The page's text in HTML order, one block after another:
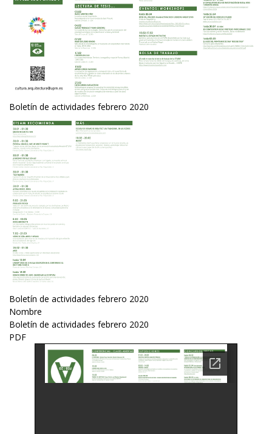
Boletín de actividades febrero 2020
Boletín de actividades febrero 2020
Nombre
Boletín de actividades febrero 2020
PDF